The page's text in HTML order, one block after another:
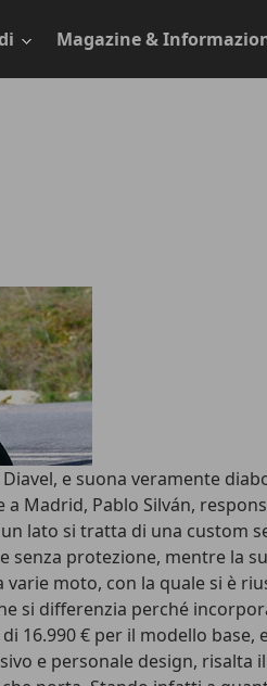
Magazine &
e suona veramente
Madrid, Pablo Silván,
lato si tratta di una
protezione, mentre la
moto, con la quale si è
si differenzia perché
€ per il modello base,
e personale design,